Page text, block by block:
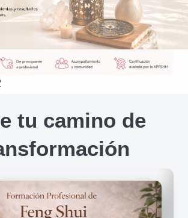
tu camino de